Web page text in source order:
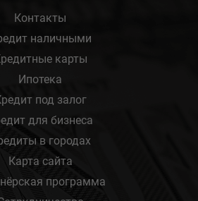
Контакты
наличными
карты
Ипотека
под залог
для бизнеса
в городах
Карта сайта
программа